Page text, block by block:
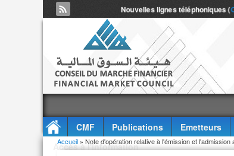
Nouvelles lignes téléphoniques (
CMF Publications Emetteurs
Accès à l'information
Vous êtes ici
Accueil » Note d'opération relative à l'émission et